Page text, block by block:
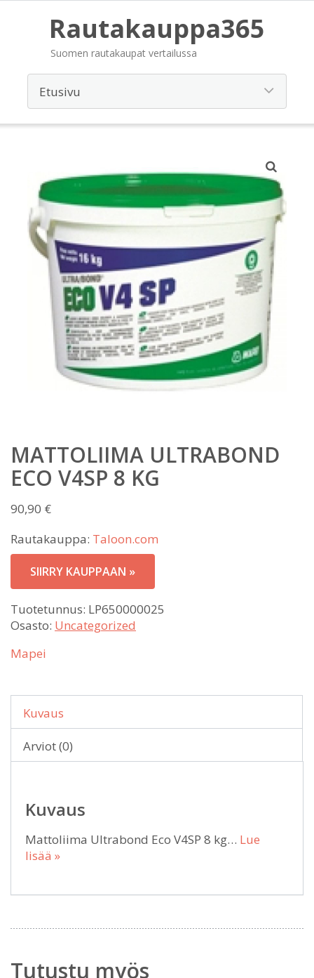
Rautakauppa365
Suomen rautakaupat vertailussa
MATTOLIIMA ULTRABOND
ECO V4SP 8 KG
90,90 €
Rautakauppa: Taloon.com
SIIRRY KAUPPAAN »
Tuotetunnus: LP650000025
Osasto: Uncategorized
Mapei
Kuvaus
Arviot (0)
Kuvaus
Mattoliima Ultrabond Eco V4SP 8 kg… Lue
lisää »
Tutustu myös